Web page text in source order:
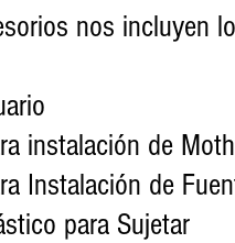
nos incluyen
instalación de
Instalación de
para Sujetar